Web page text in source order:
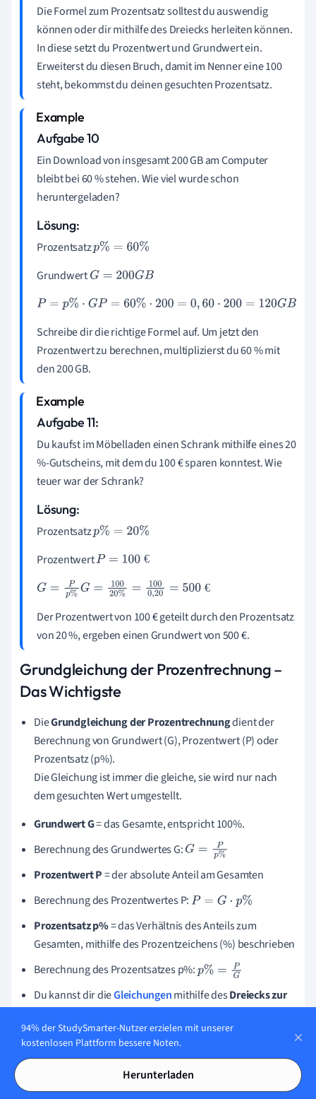
Die Formel zum Prozentsatz solltest du auswendig
können oder dir mithilfe des Dreiecks herleiten können.
In diese setzt du Prozentwert und Grundwert ein.
Erweiterst du diesen Bruch, damit im Nenner eine 100
steht, bekommst du deinen gesuchten Prozentsatz.
Aufgabe 10
Ein Download von insgesamt 200 GB am Computer
bleibt bei 60 % stehen. Wie viel wurde schon
heruntergeladen?
Lösung:
Prozentsatzp%=60 %
GrundwertG= 200GB
P= p%·GP = 60%· 200 =0,60 ·200=120 GB
Schreibe dir die richtige Formel auf. Um jetzt den
Prozentwert zu berechnen, multiplizierst du 60 % mit
den 200 GB.
Aufgabe 11:
Du kaufst im Möbelladen einen Schrank mithilfe eines 20
%-Gutscheins, mit dem du 100 € sparen konntest. Wie
teuer war der Schrank?
Lösung:
Prozentsatzp%=20 %
Prozentwert
€
P= 100€
€
G= Pp %G=10020%=100 0,20= 500 €
Der Prozentwert von 100 € geteilt durch den Prozentsatz
von 20 %, ergeben einen Grundwert von 500 €.
Grundgleichung der Prozentrechnung–
Das Wichtigste
DieGrundgleichung der Prozentrechnungdient der
Berechnung von Grundwert (G), Prozentwert (P) oder
Prozentsatz (p%).
Die Gleichung ist immer die gleiche, sie wird nur nach
dem gesuchten Wert umgestellt.
Grundwert G= das Gesamte, entspricht 100%.
Berechnung des Grundwertes G:G= Pp %
Prozentwert P= der absolute Anteil am Gesamten
Berechnung des Prozentwertes P:P= G·p%
Prozentsatz p%= das Verhältnis des Anteils zum
Gesamten, mithilfe des Prozentzeichens (%) beschrieben
Berechnung des Prozentsatzes p%:p%=PG
Du kannst dir dieGleichungenmithilfe desDreiecks zur
Alternativ kannst du eine Prozentrechnung auch mit dem
Dreisatz durchführen.
Die Zinsrechnung basiert auf der Grundgleichung der
94% der StudySmarter-Nutzer erzielen mit unserer
kostenlosen Plattform bessere Noten.
Herunterladen